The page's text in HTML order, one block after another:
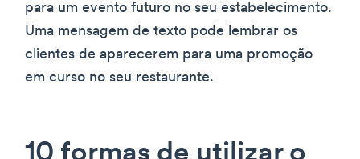
para um evento futuro no seu estabelecimento.
Uma mensagem de texto pode lembrar os
clientes de aparecerem para uma promoção
em curso no seu restaurante.